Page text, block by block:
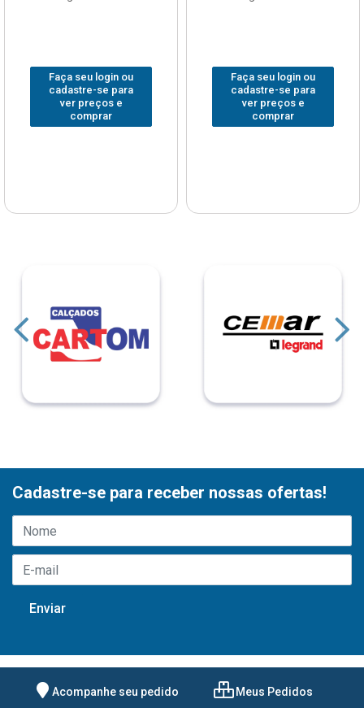
Faça seu login ou
cadastre-se para
ver preços e
comprar
Faça seu login ou
cadastre-se para
ver preços e
comprar
Cadastre-se para receber nossas ofertas!
Acompanhe seu pedido Meus Pedidos